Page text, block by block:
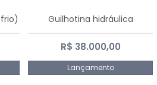
Guilhotina hidráulica
R$ 38.000,00
Lançamento